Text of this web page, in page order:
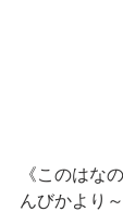
《このはな
んびかより～